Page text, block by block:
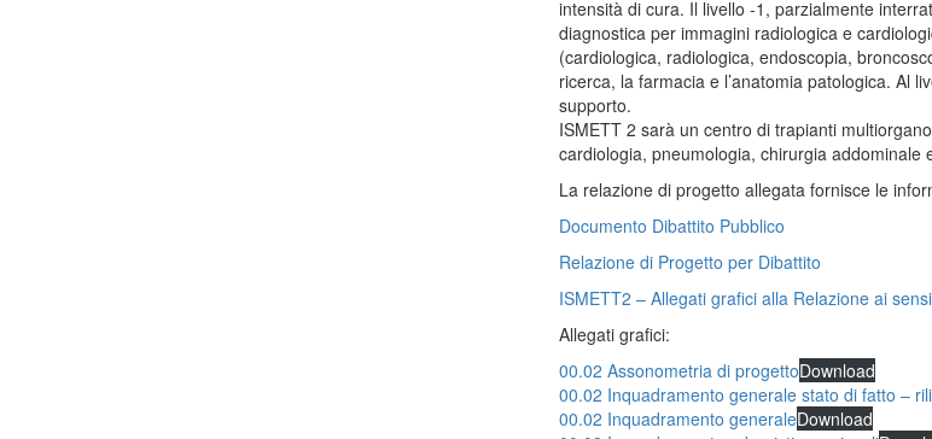
intensità di cura. Il livello -1, parzialmente
diagnostica per immagini radiologica e
(cardiologica, radiologica, endoscopia,
ricerca, la farmacia e l’anatomia patologica. Al
supporto.
ISMETT 2 sarà un centro di trapianti
cardiologia, pneumologia, chirurgia
La relazione di progetto allegata fornisce le
Documento Dibattito Pubblico
Relazione di Progetto per Dibattito
ISMETT2 – Allegati grafici alla Relazione ai
Allegati grafici:
00.02 Assonometria di progettoDownload
00.02 Inquadramento generale stato di fatto –
00.02 Inquadramento generaleDownload